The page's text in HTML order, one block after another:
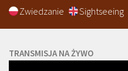
Zwiedzanie Sightseeing
TRANSMISJA NA ŻYWO